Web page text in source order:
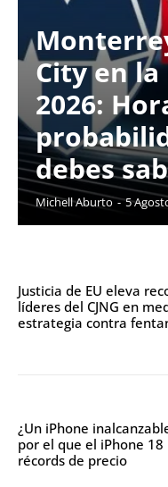
City en la
2026:
debes
Michell Aburto - 5
Justicia de EU eleva
líderes del CJNG en
estrategia contra
¿Un iPhone
por el que el iPhone
récords de precio